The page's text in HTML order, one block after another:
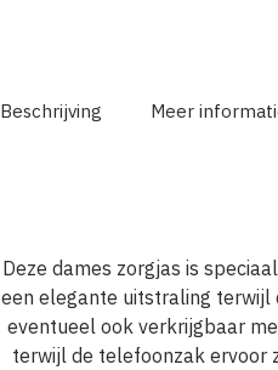
Beschrijving Meer
Deze dames zorgjas is
een elegante uitstraling terwijl
eventueel ook verkrijgbaar
terwijl de telefoonzak ervoor